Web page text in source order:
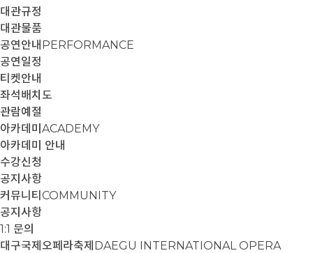
대관규정
대관물품
공연안내 PERFORMANCE
공연일정
티켓안내
좌석배치도
관람예절
아카데미 ACADEMY
아카데미 안내
수강신청
공지사항
커뮤니티 COMMUNITY
공지사항
1:1 문의
대구국제오페라축제 DAEGU INTERNATIONAL OPERA